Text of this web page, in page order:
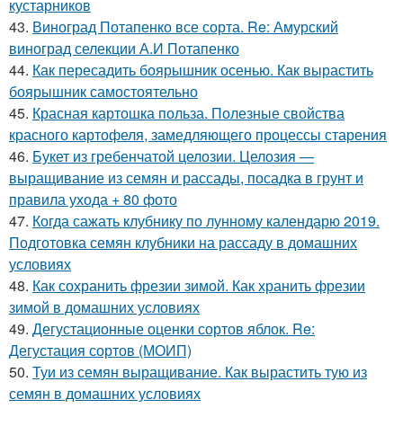
кустарников
43. Виноград Потапенко все сорта. Re: Амурский
виноград селекции А.И Потапенко
44. Как пересадить боярышник осенью. Как вырастить
боярышник самостоятельно
45. Красная картошка польза. Полезные свойства
красного картофеля, замедляющего процессы старения
46. Букет из гребенчатой целозии. Целозия —
выращивание из семян и рассады, посадка в грунт и
правила ухода + 80 фото
47. Когда сажать клубнику по лунному календарю 2019.
Подготовка семян клубники на рассаду в домашних
условиях
48. Как сохранить фрезии зимой. Как хранить фрезии
зимой в домашних условиях
49. Дегустационные оценки сортов яблок. Re:
Дегустация сортов (МОИП)
50. Туи из семян выращивание. Как вырастить тую из
семян в домашних условиях